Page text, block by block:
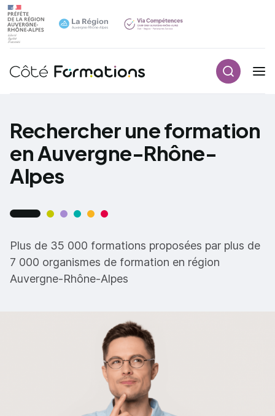
Navigation principale
Rechercher une formation
en Auvergne-Rhône-
Alpes
Plus de 35 000 formations proposées par plus de
7 000 organismes de formation en région
Auvergne-Rhône-Alpes